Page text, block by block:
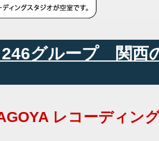
グループ 関西
レコーディン